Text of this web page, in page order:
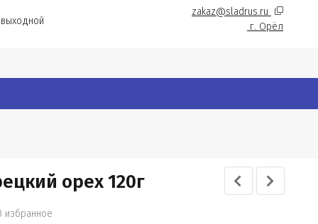
zakaz@sladrus.ru
г. Орёл
орех 120г
избранное